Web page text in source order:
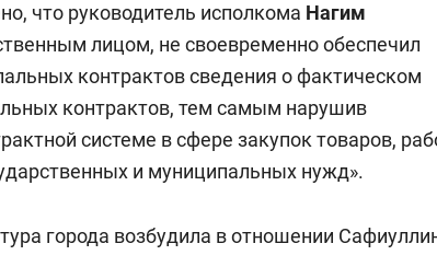
что руководитель исполкома Нагим
лицом, не своевременно обеспечил
контрактов сведения о фактическом
контрактов, тем самым нарушив
системе в сфере закупок товаров,
и муниципальных нужд».
города возбудила в отношении
в ЖК «Нова»
с
состоянием